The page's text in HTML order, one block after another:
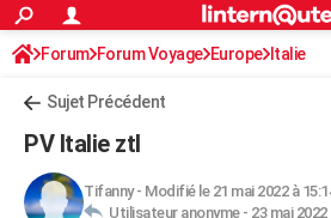
ACTUALITÉS
Politique
Société
Faits Divers
Education
Monde
Villes
+
FINANCE
S'inscrire
Connexion
Forum Forum Voyage Europe Italie
Sujet Précédent
PV Italie ztl
Tifanny- Modifié le 21 mai 2022 à
Utilisateur anonyme - 23 mai 2022